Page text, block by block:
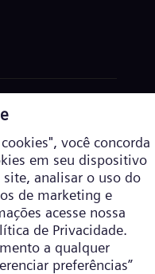
pela Siemens AG. ©